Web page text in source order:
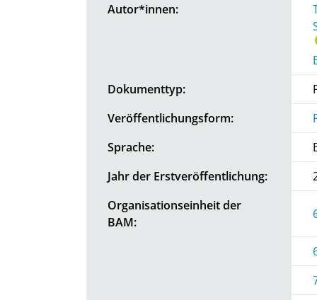
Autor*innen:
Dokumenttyp:
Veröffentlichungsform:
Sprache:
Jahr der Erstveröffentlichung:
Organisationseinheit der
BAM: